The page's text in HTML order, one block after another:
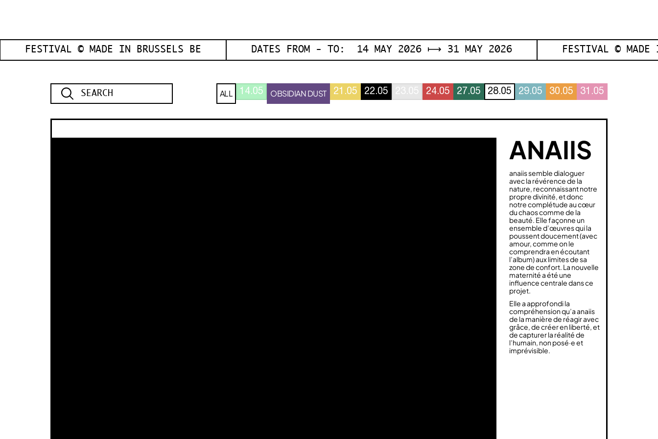
FESTIVAL © MADE IN BRUSSELS BE DATES FROM - TO: 14 MAY 2026 ⟼ 31 MAY 2026 FESTIVAL © MADE
ALL 14.05 OBSIDIAN DUST 21.05 22.05 23.05 24.05 27.05 28.05 29.05 30.05 31.05
ANAIIS
anaiis semble dialoguer
avec la révérence de la
nature, reconnaissant notre
propre divinité, et donc
notre complétude au cœur
du chaos comme de la
beauté. Elle façonne un
ensemble d’œuvres qui la
poussent doucement (avec
amour, comme on le
comprendra en écoutant
l’album) aux limites de sa
zone de confort. La nouvelle
maternité a été une
influence centrale dans ce
projet.
Elle a approfondi la
compréhension qu’a anaiis
de la manière de réagir avec
grâce, de créer en liberté, et
de capturer la réalité de
l’humain, non posé·e et
imprévisible.